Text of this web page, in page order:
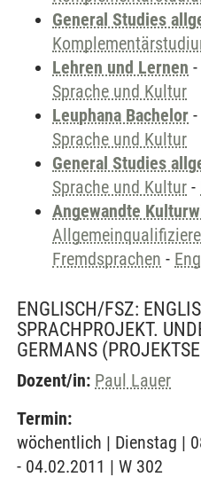
General Studies
Lehren und Lernen -
Sprache und Kultur
Leuphana Bachelor -
Sprache und Kultur
General Studies
Sprache und Kultur -
Angewandte
Fremdsprachen -
ENGLISCH/FSZ:
SPRACHPROJEKT.
GERMANS
Dozent/in: Paul Lauer
Termin:
wöchentlich | Dienstag |
- 04.02.2011 | W 302